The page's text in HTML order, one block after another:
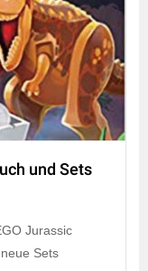
und Sets
Jurassic
Sets